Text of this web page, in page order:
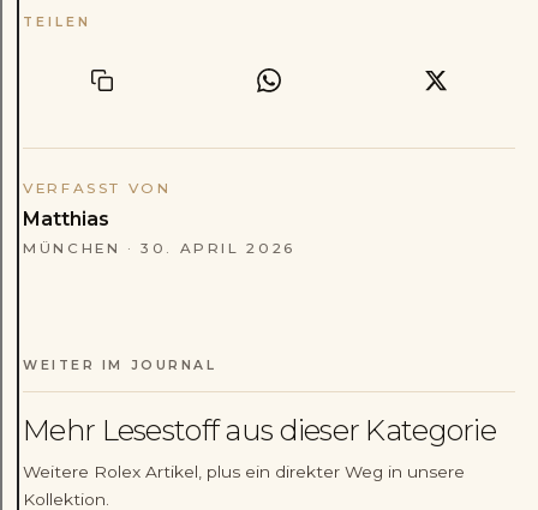
Rolex
TEILEN
VERFASST VON
Matthias
MÜNCHEN ·30. APRIL 2026
WEITER IM JOURNAL
Mehr Lesestoff aus dieser Kategorie
Weitere Rolex Artikel, plus ein direkter Weg in unsere
Kollektion.